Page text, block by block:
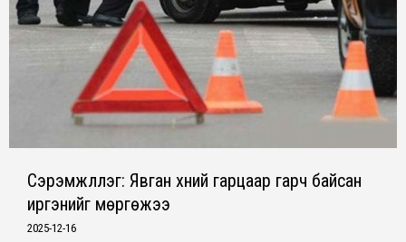
Сэрэмжлүүлэг: Явган хүний гарцаар гарч байсан
иргэнийг мөргөжээ
2025-12-16